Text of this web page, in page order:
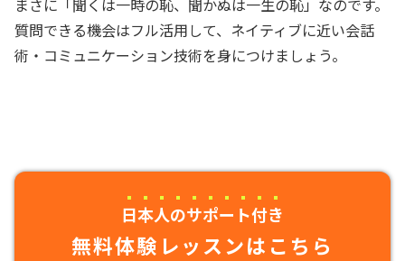
まさに「聞くは一時の恥、聞かぬは一生の恥」なのです。
質問できる機会はフル活用して、ネイティブに近い会話
術・コミュニケーション技術を身につけましょう。
日本人のサポート付き
無料体験レッスンはこちら